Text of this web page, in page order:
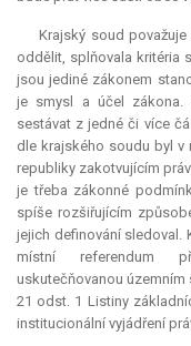
Krajský soud
oddělit, splňovala kritéria
jsou jediné zákonem
je smysl a účel
sestávat z jedné či více
dle krajského soudu byl v
republiky zakotvujícím
je třeba zákonné
spíše rozšiřujícím
jejich definování sledoval.
místníreferendum
uskutečňovanou
21 odst. 1 Listiny
institucionální vyjádření